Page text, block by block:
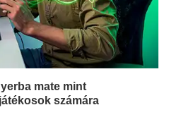
mate mint
számára